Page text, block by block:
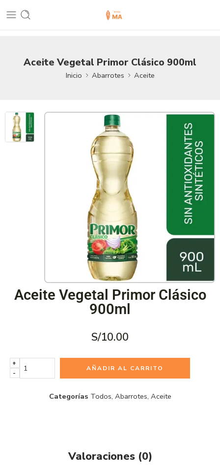
Aceite Vegetal Primor Clásico 900ml
Inicio Abarrotes Aceite
Aceite Vegetal Primor Clásico
900ml
S/10.00
+
-
AÑADIR AL CARRITO
Categorías Todos, Abarrotes, Aceite
Valoraciones (0)